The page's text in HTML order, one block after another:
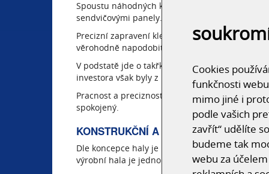
Spoustu náhodných kolemjdoucích nemůže
sendvičovými panely.
Precizní zapravení klempířů udělalo svou
věrohodně napodobit cihlostavbu.
V podstatě jde o takřka málo vídanou stavbu
investora však byly z úřadů velmi tvrdé kvůli
Pracnost a preciznost pokládky je znát na
spokojený.
KONSTRUKČNÍ A DISPOZIČNÍ ŘEŠENÍ
Dle koncepce haly je hala rozčleněna na
výrobní hala je jednopodlažní a je přímo
Cookies
funkčnosti
mimo jiné i
podle vašich
zavřít“ udělíte
budeme tak
webu za